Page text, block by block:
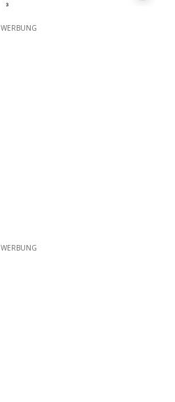
WERBUNG
WERBUNG